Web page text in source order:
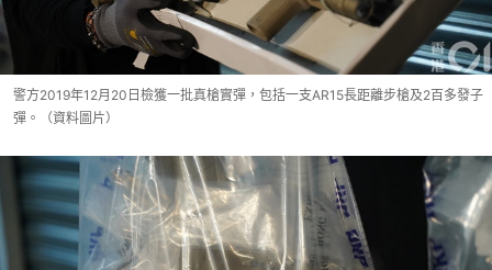
警方2019年12月20日檢獲一批真槍實彈，包括一支AR15長距離步槍及2百多發子
彈。（資料圖片）